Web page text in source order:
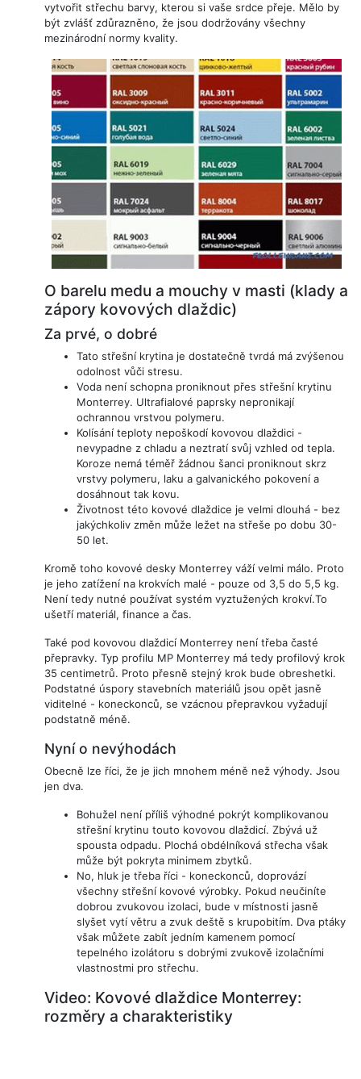
vytvořit střechu barvy, kterou si vaše srdce přeje. Mělo by
být zvlášť zdůrazněno, že jsou dodržovány všechny
mezinárodní normy kvality.
O barelu medu a mouchy v masti (klady a
zápory kovových dlaždic)
Za prvé, o dobré
Tato střešní krytina je dostatečně tvrdá má zvýšenou
odolnost vůči stresu.
Voda není schopna proniknout přes střešní krytinu
Monterrey. Ultrafialové paprsky nepronikají
ochrannou vrstvou polymeru.
Kolísání teploty nepoškodí kovovou dlaždici -
nevypadne z chladu a neztratí svůj vzhled od tepla.
Koroze nemá téměř žádnou šanci proniknout skrz
vrstvy polymeru, laku a galvanického pokovení a
dosáhnout tak kovu.
Životnost této kovové dlaždice je velmi dlouhá - bez
jakýchkoliv změn může ležet na střeše po dobu 30-
50 let.
Kromě toho kovové desky Monterrey váží velmi málo. Proto
je jeho zatížení na krokvích malé - pouze od 3,5 do 5,5 kg.
Není tedy nutné používat systém vyztužených krokví.To
ušetří materiál, finance a čas.
Také pod kovovou dlaždicí Monterrey není třeba časté
přepravky. Typ profilu MP Monterrey má tedy profilový krok
35 centimetrů. Proto přesně stejný krok bude obreshetki.
Podstatné úspory stavebních materiálů jsou opět jasně
viditelné - koneckonců, se vzácnou přepravkou vyžadují
podstatně méně.
Nyní o nevýhodách
Obecně lze říci, že je jich mnohem méně než výhody. Jsou
jen dva.
Bohužel není příliš výhodné pokrýt komplikovanou
střešní krytinu touto kovovou dlaždicí. Zbývá už
spousta odpadu. Plochá obdélníková střecha však
může být pokryta minimem zbytků.
No, hluk je třeba říci - koneckonců, doprovází
všechny střešní kovové výrobky. Pokud neučiníte
dobrou zvukovou izolaci, bude v místnosti jasně
slyšet vytí větru a zvuk deště s krupobitím. Dva ptáky
však můžete zabít jedním kamenem pomocí
tepelného izolátoru s dobrými zvukově izolačními
vlastnostmi pro střechu.
Video: Kovové dlaždice Monterrey:
rozměry a charakteristiky